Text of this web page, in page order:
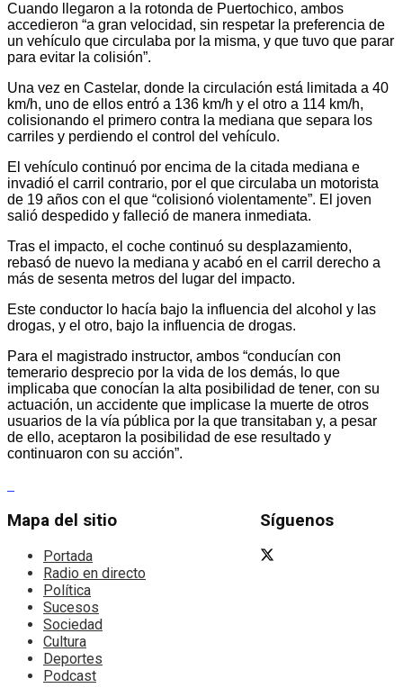
Cuando llegaron a la rotonda de Puertochico, ambos
accedieron “a gran velocidad, sin respetar la preferencia de
un vehículo que circulaba por la misma, y que tuvo que parar
para evitar la colisión”.
Una vez en Castelar, donde la circulación está limitada a 40
km/h, uno de ellos entró a 136 km/h y el otro a 114 km/h,
colisionando el primero contra la mediana que separa los
carriles y perdiendo el control del vehículo.
El vehículo continuó por encima de la citada mediana e
invadió el carril contrario, por el que circulaba un motorista
de 19 años con el que “colisionó violentamente”. El joven
salió despedido y falleció de manera inmediata.
Tras el impacto, el coche continuó su desplazamiento,
rebasó de nuevo la mediana y acabó en el carril derecho a
más de sesenta metros del lugar del impacto.
Este conductor lo hacía bajo la influencia del alcohol y las
drogas, y el otro, bajo la influencia de drogas.
Para el magistrado instructor, ambos “conducían con
temerario desprecio por la vida de los demás, lo que
implicaba que conocían la alta posibilidad de tener, con su
actuación, un accidente que implicase la muerte de otros
usuarios de la vía pública por la que transitaban y, a pesar
de ello, aceptaron la posibilidad de ese resultado y
continuaron con su acción”.
Mapa del sitio
Portada
Radio en directo
Política
Sucesos
Sociedad
Cultura
Deportes
Podcast
Síguenos